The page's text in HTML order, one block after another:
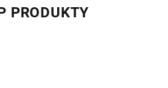
PRODUKTY